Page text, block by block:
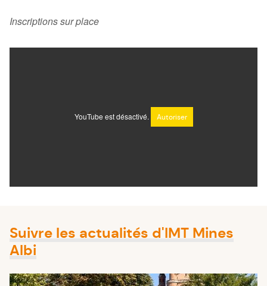
Inscriptions sur place
YouTube est désactivé. Autoriser
Suivre les actualités d'IMT Mines
Albi